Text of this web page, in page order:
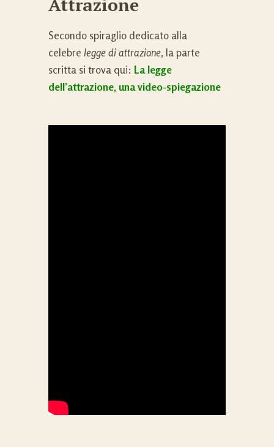
Attrazione
Secondo spiraglio dedicato alla
celebre legge di attrazione, la parte
scritta si trova qui: La legge
dell’attrazione, una video-spiegazione